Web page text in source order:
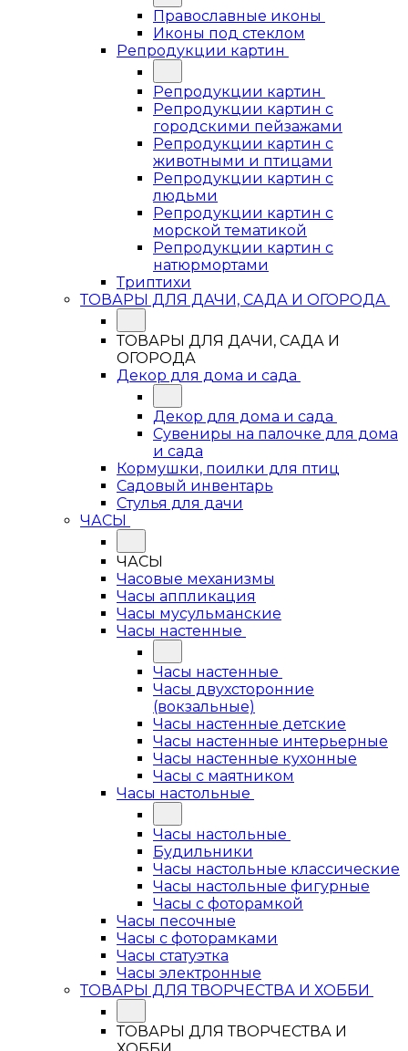
Православные иконы
Иконы под стеклом
Репродукции картин
Репродукции картин
Репродукции картин с
городскими пейзажами
Репродукции картин с
животными и птицами
Репродукции картин с
людьми
Репродукции картин с
морской тематикой
Репродукции картин с
натюрмортами
Триптихи
ТОВАРЫ ДЛЯ ДАЧИ, САДА И ОГОРОДА
ТОВАРЫ ДЛЯ ДАЧИ, САДА И
ОГОРОДА
Декор для дома и сада
Декор для дома и сада
Сувениры на палочке для дома
и сада
Кормушки, поилки для птиц
Садовый инвентарь
Стулья для дачи
ЧАСЫ
ЧАСЫ
Часовые механизмы
Часы аппликация
Часы мусульманские
Часы настенные
Часы настенные
Часы двухсторонние
(вокзальные)
Часы настенные детские
Часы настенные интерьерные
Часы настенные кухонные
Часы с маятником
Часы настольные
Часы настольные
Будильники
Часы настольные классические
Часы настольные фигурные
Часы с фоторамкой
Часы песочные
Часы с фоторамками
Часы статуэтка
Часы электронные
ТОВАРЫ ДЛЯ ТВОРЧЕСТВА И ХОББИ
ТОВАРЫ ДЛЯ ТВОРЧЕСТВА И